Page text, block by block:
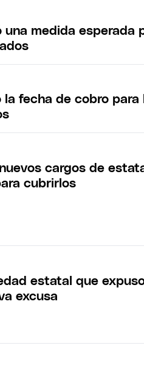
una medida esperada
la fecha de cobro para
cargos de
cubrirlos
estatal que
excusa